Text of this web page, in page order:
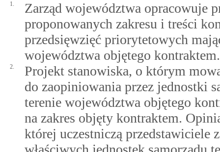
1.
Zarząd województwa opracowuje
proponowanych zakresu i treści
przedsięwzięć priorytetowych
województwa objętego kontraktem.
2.
Projekt stanowiska, o którym
do zaopiniowania przez jednostki
terenie województwa objętego
na zakres objęty kontraktem.
której uczestniczą przedstawiciele